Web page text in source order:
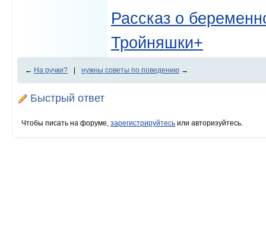
Рассказ о
Тройняшки+
← На ручки? нужны советы по поведению →
Быстрый ответ
Чтобы писать на форуме, зарегистрируйтесь или авторизуйтесь.